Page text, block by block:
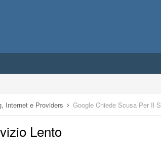
Internet e Providers Google Chiede Scusa Per Il
Lento